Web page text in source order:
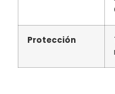
Protección